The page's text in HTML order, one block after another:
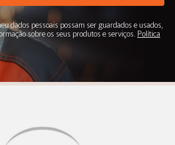
dados pessoais possam ser guardados e usados,
sobre os seus produtos e serviços. Política